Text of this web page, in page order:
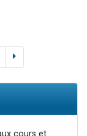
cours et